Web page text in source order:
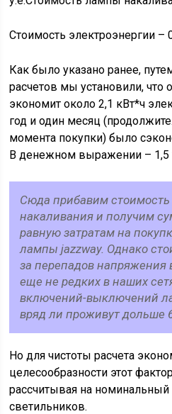
Стоимость электроэнергии –
Как было указано ранее,
расчетов мы установили, что
экономит около 2,1 кВт*ч
год и один месяц
момента покупки) было
В денежном выражении – 1,5
Сюда прибавим
накаливания и получим
равную затратам на
лампы jazzway. Однако
за перепадов напряжения
еще не редких в наших
включений-выключений
вряд ли проживут дольше
Но для чистоты расчета
целесообразности этот
рассчитывая на
светильников.